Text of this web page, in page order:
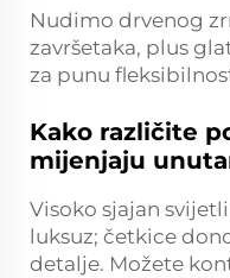
Nudimo drvenog
završetaka, plus
za punu
Kako različite
mijenjaju
Visoko sjajan
luksuz; četkice
detalje. Možete